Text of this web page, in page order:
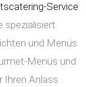
Service
spezialisiert
und Menüs
Menüs und
Ihren Anlass